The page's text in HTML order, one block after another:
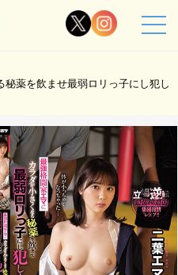
薬を飲ませ最弱ロリっ子にし犯し